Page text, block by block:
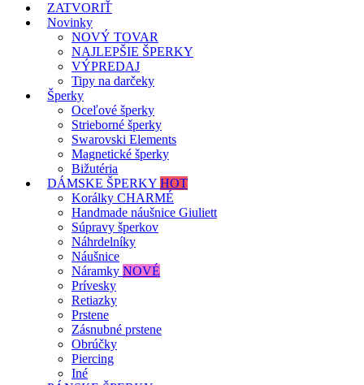
ZATVORIŤ
Novinky
NOVÝ TOVAR
NAJLEPŠIE ŠPERKY
VÝPREDAJ
Tipy na darčeky
Šperky
Oceľové šperky
Strieborné šperky
Swarovski Elements
Magnetické šperky
Bižutéria
DÁMSKE ŠPERKY HOT
Korálky CHARMÉ
Handmade náušnice Giuliett
Súpravy šperkov
Náhrdelníky
Náušnice
Náramky NOVÉ
Prívesky
Retiazky
Prstene
Zásnubné prstene
Obrúčky
Piercing
Iné